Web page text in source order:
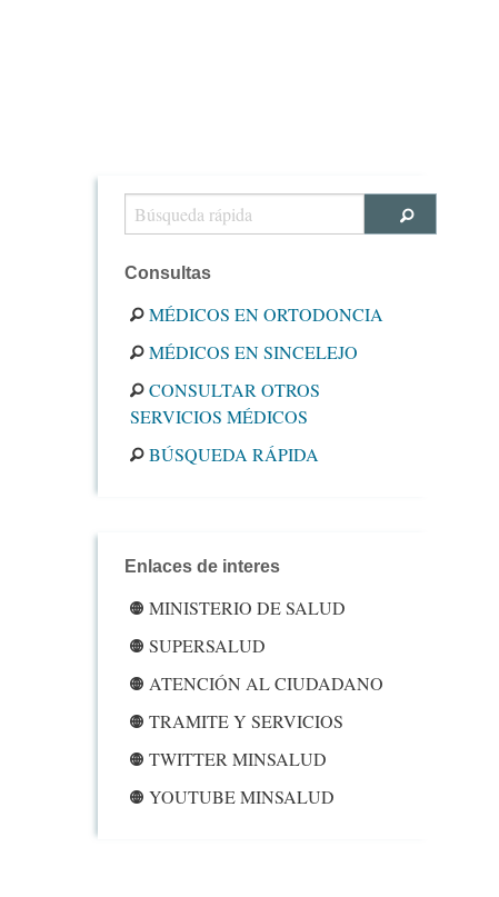
Consultas
MÉDICOS EN ORTODONCIA
MÉDICOS EN SINCELEJO
CONSULTAR OTROS
SERVICIOS MÉDICOS
BÚSQUEDA RÁPIDA
Enlaces de interes
MINISTERIO DE SALUD
SUPERSALUD
ATENCIÓN AL CIUDADANO
TRAMITE Y SERVICIOS
TWITTER MINSALUD
YOUTUBE MINSALUD